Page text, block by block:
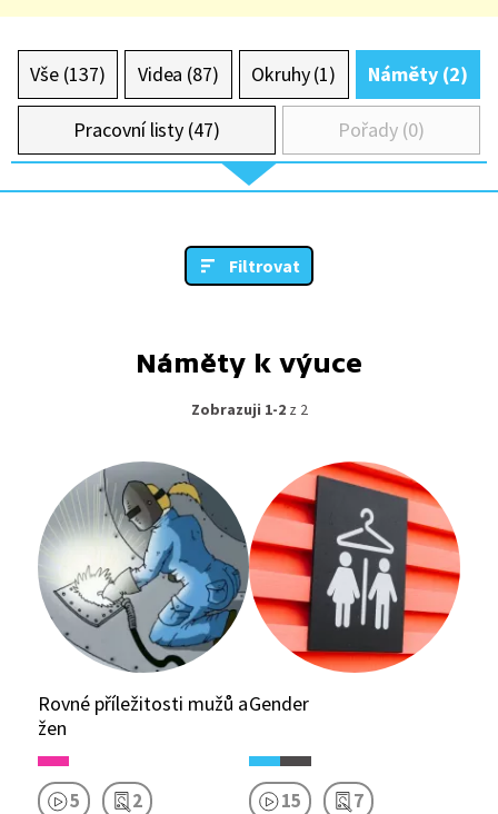
Vše (137) Videa (87) Okruhy (1) Náměty (2)
Pracovní listy (47) Pořady (0)
Filtrovat
Náměty k výuce
Zobrazuji 1-2z 2
Rovné příležitosti mužů a
žen
5 2
Gender
15 7